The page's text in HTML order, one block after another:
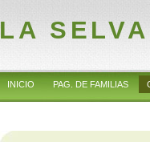
LA SELVA
INICIO PAG. DE FAMILIAS